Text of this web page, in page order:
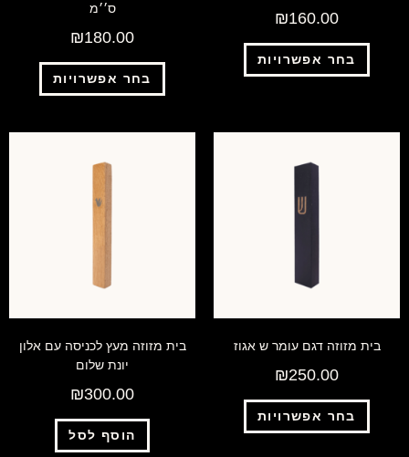
₪160.00
בחר אפשרויות
ס׳׳מ
₪180.00
בחר אפשרויות
בית מזוזה דגם עומר ש אגוז
₪250.00
בחר אפשרויות
בית מזוזה מעץ לכניסה עם אלון
יונת שלום
₪300.00
הוסף לסל